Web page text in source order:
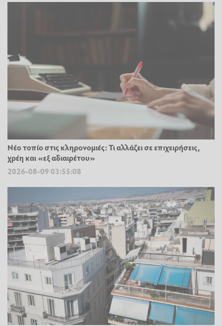
Νέο τοπίο στις κληρονομιές: Τι αλλάζει σε επιχειρήσεις,
χρέη και «εξ αδιαιρέτου»
2026-08-09 03:55:08